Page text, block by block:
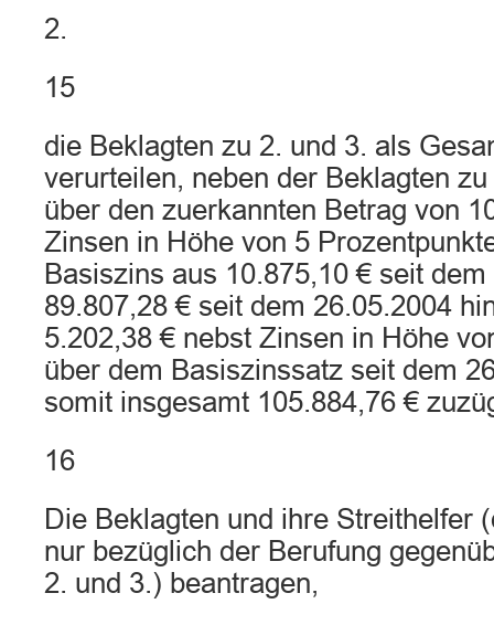
2.
15
die Beklagten zu 2. und 3. als
verurteilen, neben der Beklagten
über den zuerkannten Betrag von
Zinsen in Höhe von 5
Basiszins aus 10.875,10 € seit
89.807,28 € seit dem 26.05.2004
5.202,38 € nebst Zinsen in Höhe
über dem Basiszinssatz seit dem
somit insgesamt 105.884,76 €
16
Die Beklagten und ihre Streithelfer
nur bezüglich der Berufung
2. und 3.) beantragen,